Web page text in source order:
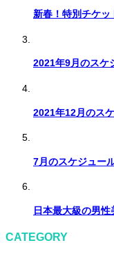
新春！特別チケッ
2021年9月のスケ
2021年12月のス
7月のスケジュー
日本最大級の男
CATEGORY